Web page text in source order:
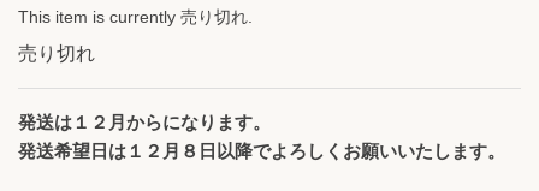
This item is currently 売り切れ.
売り切れ
発送は１２月からになります。
発送希望日は１２月８日以降でよろしくお願いいたします。